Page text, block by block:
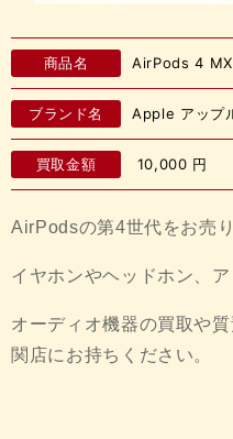
商品名 AirPods 4
ブランド名 Apple アップ
買取金額 10,000 円
AirPodsの第4世代をお売
イヤホンやヘッドホン、
オーディオ機器の買取や
関店にお持ちください。